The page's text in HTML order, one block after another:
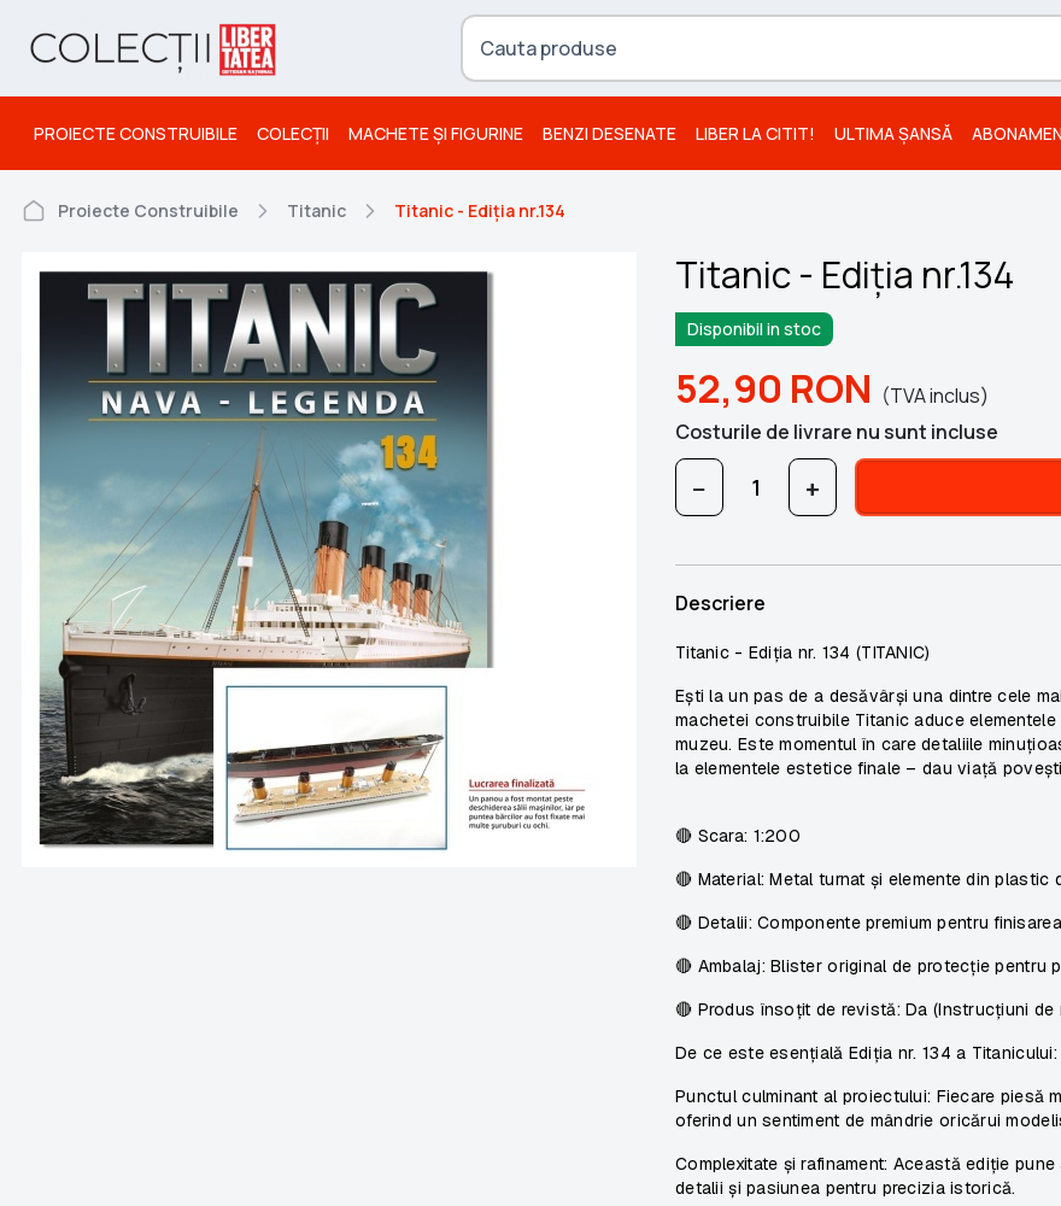
PROIECTE CONSTRUIBILE COLECȚII MACHETE ȘI FIGURINE BENZI DESENATE LIBER LA CITIT! ULTIMA ȘANSĂ
Proiecte Construibile Titanic Titanic - Ediția nr.134
Titanic - Ediția nr.134
Disponibil in stoc
52,90 RON (TVA inclus)
Costurile de livrare nu sunt incluse
− +
Descriere
Titanic - Ediția nr. 134 (TITANIC)
Ești la un pas de a desăvârși una dintre cele
machetei construibile Titanic aduce
muzeu. Este momentul în care detaliile
la elementele estetice finale – dau viață
🔴 Scara: 1:200
🔴 Material: Metal turnat și elemente din plastic
🔴 Detalii: Componente premium pentru
🔴 Ambalaj: Blister original de protecție pentru
🔴 Produs însoțit de revistă: Da (Instrucțiuni
De ce este esențială Ediția nr. 134 a Titanicului:
Punctul culminant al proiectului: Fiecare piesă
oferind un sentiment de mândrie oricărui
Complexitate și rafinament: Această ediție
detalii și pasiunea pentru precizia istorică.